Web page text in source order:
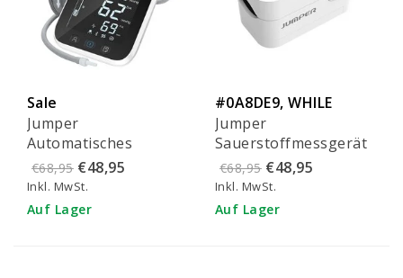
Sale
Jumper
Automatisches
Oberarm-
Blutdruckmessgerät
mit Bluetooth - JPD-
HA121
€68,95 €48,95
Inkl. MwSt.
Auf Lager
#0A8DE9, WHILE
SUPPLIES LAST!
Jumper
Sauerstoffmessgerät
ohne Bluetooth - JPD-
500Gz
€68,95 €48,95
Inkl. MwSt.
Auf Lager